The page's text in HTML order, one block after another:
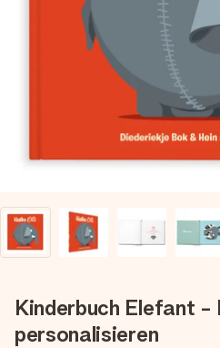
+49 39292 929695
Montag - Freitag : 8:30 - 17:00
Samstag - Sonntag : 8:30 -
Kinderbuch Elefant -
personalisieren